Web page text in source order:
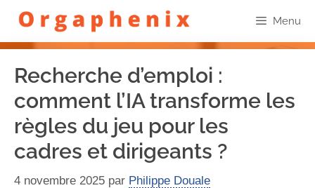
Menu
Recherche d’emploi :
comment l’IA transforme les
règles du jeu pour les
cadres et dirigeants ?
4 novembre 2025 par Philippe Douale